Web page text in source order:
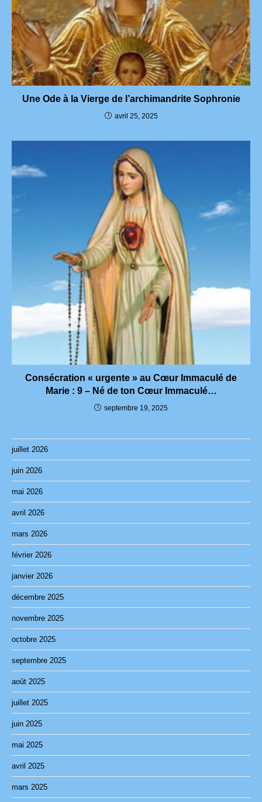
Une Ode à la Vierge de l’archimandrite Sophronie
avril 25, 2025
Consécration « urgente » au Cœur Immaculé de
Marie : 9 – Né de ton Cœur Immaculé…
septembre 19, 2025
juillet 2026
juin 2026
mai 2026
avril 2026
mars 2026
février 2026
janvier 2026
décembre 2025
novembre 2025
octobre 2025
septembre 2025
août 2025
juillet 2025
juin 2025
mai 2025
avril 2025
mars 2025